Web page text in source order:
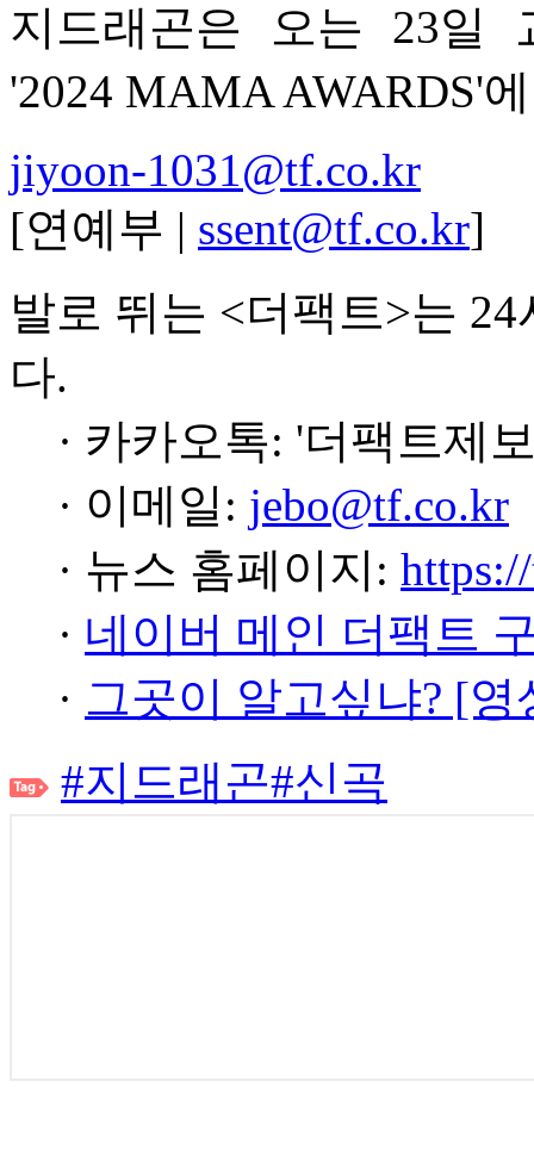
지드래곤은 오는 23일
'2024 MAMA AWARDS'
jiyoon-1031@tf.co.kr
[연예부 | ssent@tf.co.kr]
발로 뛰는 <더팩트>는
다.
· 카카오톡: '더팩트제
· 이메일: jebo@tf.co.kr
· 뉴스 홈페이지:
· 네이버 메인 더팩트
· 그곳이 알고싶냐? [
#지드래곤#신곡